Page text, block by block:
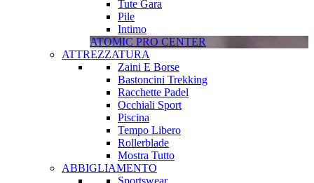
Tute Gara
Pile
Intimo
ATOMIC PRO CENTER
ATTREZZATURA
Zaini E Borse
Bastoncini Trekking
Racchette Padel
Occhiali Sport
Piscina
Tempo Libero
Rollerblade
Mostra Tutto
ABBIGLIAMENTO